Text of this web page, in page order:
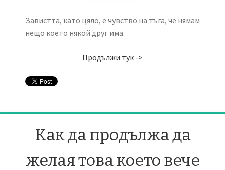
Завистта, като цяло, е чувство на тъга, че нямам
нещо което някой друг има.
Продължи тук ->
Как да продължа да
желая това което вече